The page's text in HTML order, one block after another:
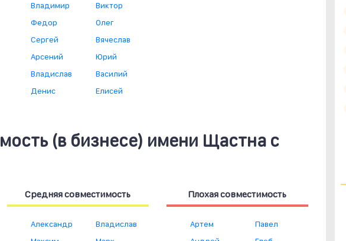
Владимир
Федор
Сергей
Арсений
Владислав
Денис
Виктор
Олег
Вячеслав
Юрий
Василий
Елисей
(в бизнесе) имени Щастна с
Средняя совместимость
Александр
Владислав
Плохая совместимость
Артем
Павел